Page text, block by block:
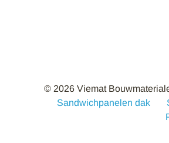
© 2026 Viemat
Sandwichpanelen dak